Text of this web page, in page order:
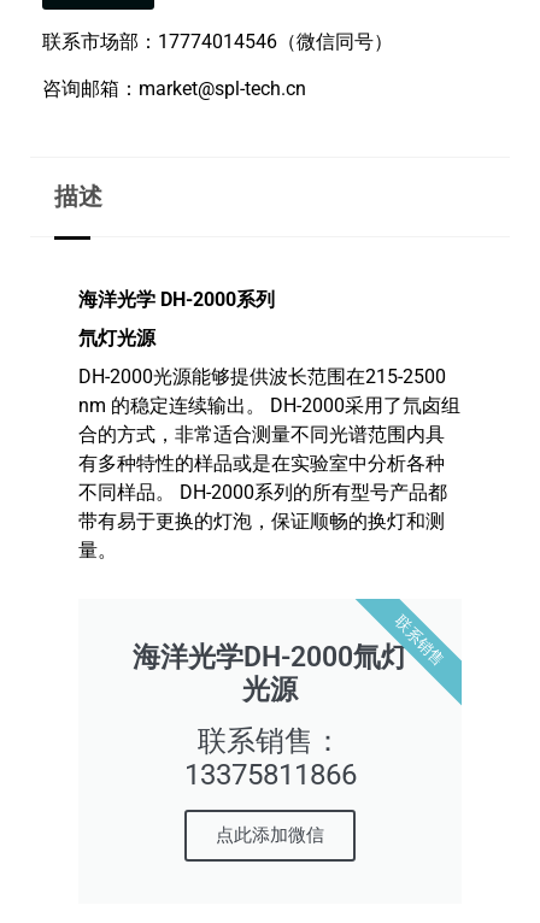
联系市场部：17774014546（微信同号）
咨询邮箱：market@spl-tech.cn
描述
海洋光学 DH-2000系列
氘灯光源
DH-2000光源能够提供波长范围在215-2500
nm 的稳定连续输出。 DH-2000采用了氘卤组
合的方式，非常适合测量不同光谱范围内具
有多种特性的样品或是在实验室中分析各种
不同样品。 DH-2000系列的所有型号产品都
带有易于更换的灯泡，保证顺畅的换灯和测
量。
海洋光学DH-2000氚灯
光源
联系销售：
13375811866
点此添加微信
联系销售